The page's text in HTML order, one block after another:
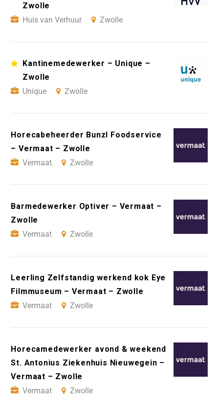
Zwolle
Huis van Verhuur
Zwolle
Kantinemedewerker – Unique –
Zwolle
Unique
Zwolle
Horecabeheerder Bunzl Foodservice
– Vermaat – Zwolle
Vermaat
Zwolle
Barmedewerker Optiver – Vermaat –
Zwolle
Vermaat
Zwolle
Leerling Zelfstandig werkend kok Eye
Filmmuseum – Vermaat – Zwolle
Vermaat
Zwolle
Horecamedewerker avond & weekend
St. Antonius Ziekenhuis Nieuwegein –
Vermaat – Zwolle
Vermaat
Zwolle